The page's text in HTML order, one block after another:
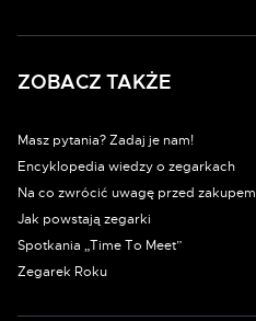
ZOBACZ TAKŻE
Masz pytania? Zadaj je nam!
Encyklopedia wiedzy o zegarkach
Na co zwrócić uwagę przed zakupem
Jak powstają zegarki
Spotkania „Time To Meet”
Zegarek Roku